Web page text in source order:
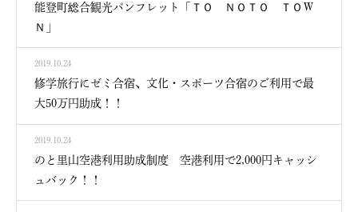
能登町総合観光パンフレット「ＴＯ ＮＯＴＯ ＴＯＷ
Ｎ」
2019.10.24
修学旅行にゼミ合宿、文化・スポーツ合宿のご利用で最
大50万円助成！！
2019.10.24
のと里山空港利用助成制度 空港利用で2,000円キャッシ
ュバック！！